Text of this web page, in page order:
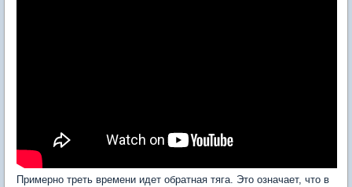
Примерно треть времени идет обратная тяга. Это означает, что в